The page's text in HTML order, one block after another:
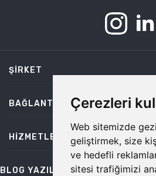
Çerezleri
Web sitemizde
geliştirmek, size
ve hedefli
sitesi trafiğimizi
ŞIRKET
BAĞLANTILAR
HIZMETLER
BLOG YAZILARI